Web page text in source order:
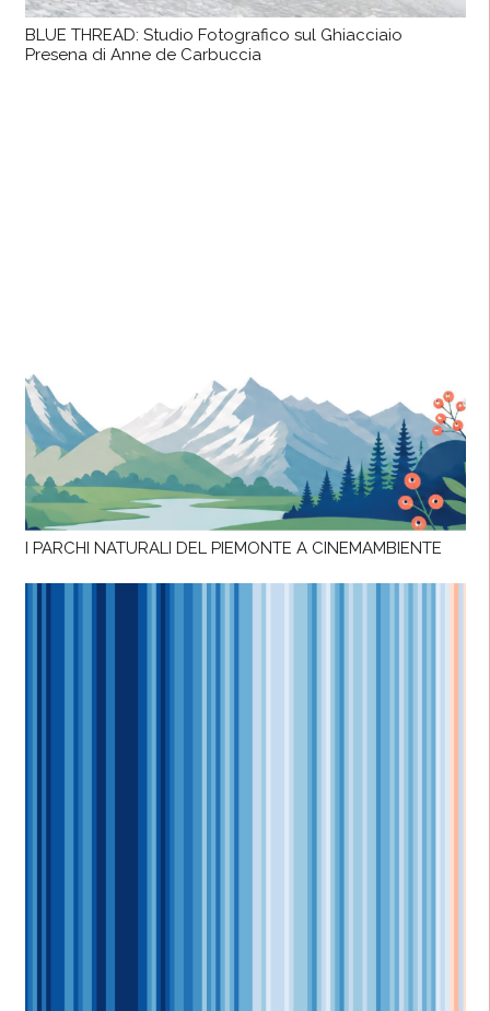
BLUE THREAD: Studio Fotografico sul Ghiacciaio
Presena di Anne de Carbuccia
I PARCHI NATURALI DEL PIEMONTE A CINEMAMBIENTE